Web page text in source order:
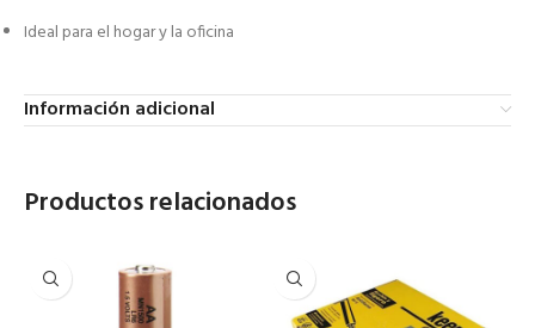
Ideal para el hogar y la oficina
Información adicional
Productos relacionados